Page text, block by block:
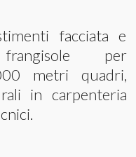
facciata e
per
metri quadri,
in carpenteria